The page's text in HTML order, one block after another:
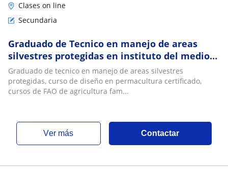
Clases on line
Secundaria
Graduado de Tecnico en manejo de areas
silvestres protegidas en instituto del medio
ambiente. Clases de medio ambiente chileno
Graduado de tecnico en manejo de areas silvestres
protegidas, curso de diseño en permacultura certificado,
cursos de FAO de agricultura fam...
ver más Contactar